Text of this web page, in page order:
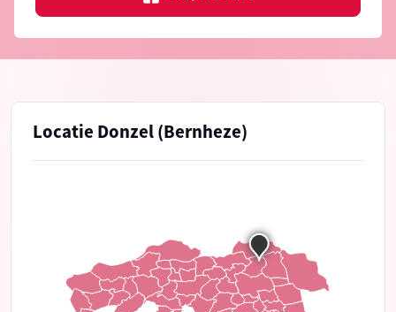
Locatie Donzel (Bernheze)